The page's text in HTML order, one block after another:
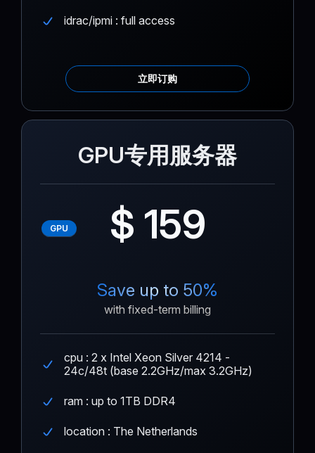
idrac/ipmi : full access
立即订购
GPU专用服务器
GPU $ 159
Save up to 50%
with fixed-term billing
cpu : 2 x Intel Xeon Silver 4214 -
24c/48t (base 2.2GHz/max 3.2GHz)
ram : up to 1TB DDR4
location : The Netherlands